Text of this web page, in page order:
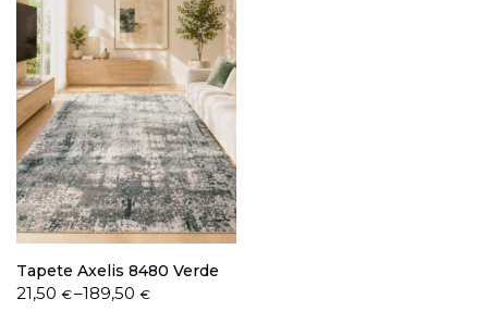
Trocas e Devoluções
Termos e condições
Tapete Axelis 8480 Verde
21,50 €–189,50€
Price